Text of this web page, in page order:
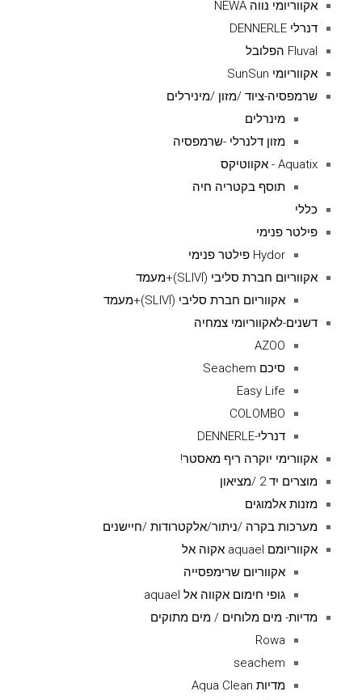
אקווריומי נווה NEWA
דנרלי DENNERLE
Fluval הפלובל
אקווריומי SunSun
שרמפסיה-ציוד /מזון /מינירלים
מינרלים
מזון דלנרלי -שרמפסיה
Aquatix - אקווטיקס
תוסף בקטריה חיה
כללי
פילטר פנימי
Hydor פילטר פנימי
אקווריום חברת סליבי (SLIVIׂׂ)+מעמד
אקווריום חברת סליבי (SLIVIׂׂ)+מעמד
דשנים-לאקווריומי צמחיה
AZOO
סיכם Seachem
Easy Life
COLOMBO
דנרלי-DENNERLE
אקוורימי יוקרה ריף מאסטר!
מוצרים יד 2 /מציאון
מזנות אלמוגים
מערכות בקרה /ניתור/אלקטרודות /חיישנים
אקווריומם aquael אקוה אל
אקווריום שרימפסייה
גופי חימום אקווה אל aquael
מדיות- מים מלוחים / מים מתוקים
Rowa
seachem
מדיות Aqua Clean